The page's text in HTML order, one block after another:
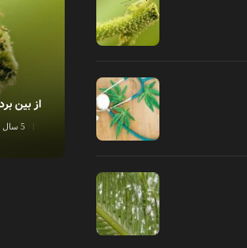
از بین
5 سال قبل